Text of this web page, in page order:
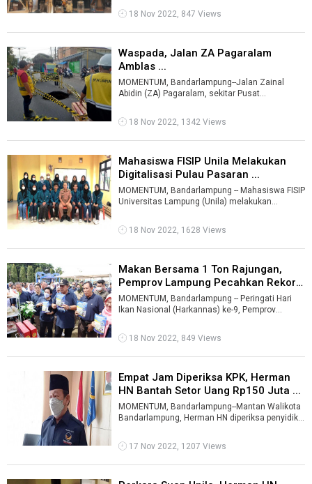
18 Nov 2022, 847 Views
Waspada, Jalan ZA Pagaralam
Amblas ...
MOMENTUM, Bandarlampung--Jalan Zainal
Abidin (ZA) Pagaralam, sekitar Pusat
amblas, Jumat ...
18 Nov 2022, 1342 Views
Mahasiswa FISIP Unila Melakukan
Digitalisasi Pulau Pasaran ...
MOMENTUM, Bandarlampung -- Mahasiswa FISIP
Universitas Lampung (Unila) melakukan
18 Nov 2022, 1628 Views
Makan Bersama 1 Ton Rajungan,
Pemprov Lampung Pecahkan Rekor
MURI ...
MOMENTUM, Bandarlampung -- Peringati Hari
Ikan Nasional (Harkannas) ke-9, Pemprov
ra ...
18 Nov 2022, 849 Views
Empat Jam Diperiksa KPK, Herman
HN Bantah Setor Uang Rp150 Juta ...
MOMENTUM, Bandarlampung--Mantan Walikota
Bandarlampung, Herman HN diperiksa penyidik
17 Nov 2022, 1207 Views